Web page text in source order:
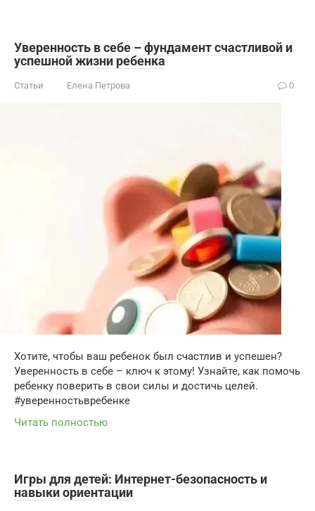
Уверенность в себе – фундамент счастливой и
успешной жизни ребенка
Статьи Елена Петрова 0
Хотите, чтобы ваш ребенок был счастлив и успешен?
Уверенность в себе – ключ к этому! Узнайте, как помочь
ребенку поверить в свои силы и достичь целей.
#уверенностьвребенке
Читать полностью
Игры для детей: Интернет-безопасность и
навыки ориентации